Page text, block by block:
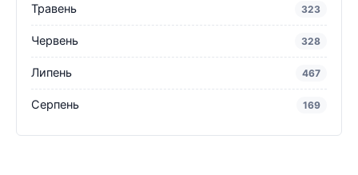
Травень 323
Червень 328
Липень 467
Серпень 169